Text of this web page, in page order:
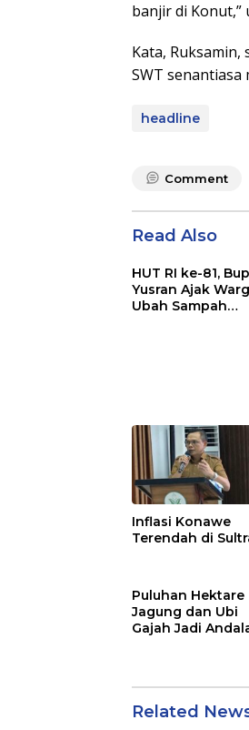
banjir di
Kata,
SWT senantiasa
headline
Comment
Read Also
HUT RI ke-81,
Yusran Ajak
Ubah Sampah
Inflasi Konawe
Terendah di
Puluhan Hektare
Jagung dan Ubi
Gajah Jadi
Related